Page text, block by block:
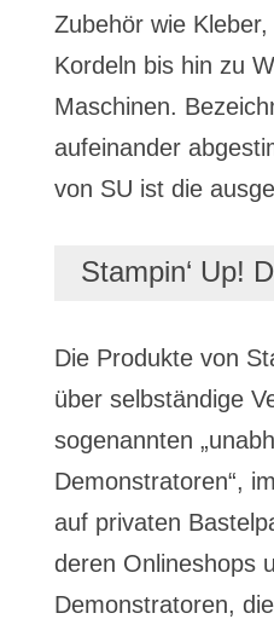
Zubehör wie Kleber,
Kordeln bis hin zu
Maschinen.
aufeinander
von SU ist die
Stampin‘ Up!
Die Produkte von
über selbständige
sogenannten
Demonstratoren“,
auf privaten
deren Onlineshops
Demonstratoren,